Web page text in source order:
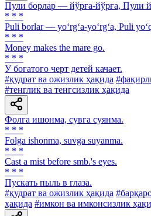
Пули борлар — йўрға-йўрға, Пули
* * *
Puli borlar — yo‘rg‘a-yo‘rg‘a, Puli
* * *
Money makes the mare go.
* * *
У богатого черт детей качает.
#қудрат ва ожизлик ҳақида
#тенглик ва тенгсизлик ҳақида
Фолга ишонма, сувга суянма.
* * *
Folga ishonma, suvga suyanma.
* * *
Cast a mist before smb.'s eyes.
* * *
Пускать пыль в глаза.
#қудрат ва ожизлик ҳақида
ҳақида #имкон ва имконсизлик